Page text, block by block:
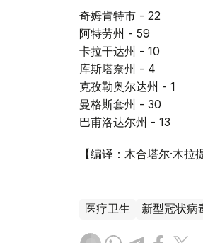
奇姆肯特市 - 22
阿特劳州 - 59
卡拉干达州 - 10
库斯塔奈州 - 4
克孜勒奥尔达州 - 1
曼格斯套州 - 30
巴甫洛达尔州 - 13
【编译：木合塔尔·木拉
医疗卫生 新型冠状病